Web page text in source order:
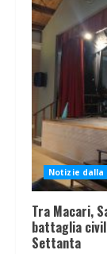
Notizie dalla
Tra Macari,
battaglia
Settanta